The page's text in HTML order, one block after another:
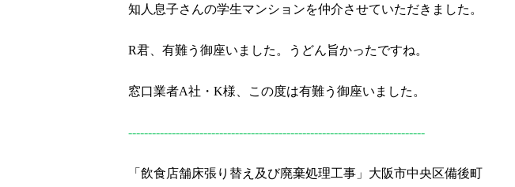
知人息子さんの学生マンションを仲介させていただきました。
R君、有難う御座いました。うどん旨かったですね。
窓口業者A社・K様、この度は有難う御座いました。
---------------------------------------------------------------------------
「飲食店舗床張り替え及び廃棄処理工事」大阪市中央区備後町